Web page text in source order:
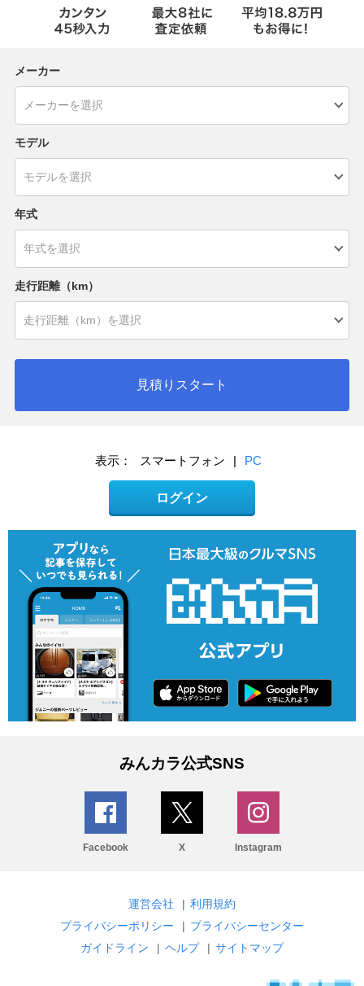
メーカー
モデル
年式
走行距離（km）
見積りスタート
表示： スマートフォン | PC
ログイン
みんカラ公式SNS
Facebook X Instagram
運営会社 | 利用規約
プライバシーポリシー
| プライバシーセンター
ガイドライン
| ヘルプ | サイトマップ